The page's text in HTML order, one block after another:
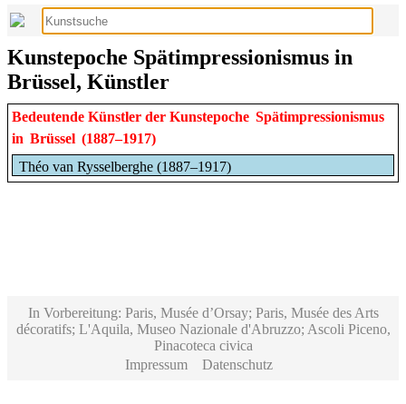
Kunstepoche Spätimpressionismus in
Brüssel, Künstler
Bedeutende Künstler der Kunstepoche Spätimpressionismus
in Brüssel (1887–1917)
Théo van Rysselberghe (1887–1917)
In Vorbereitung: Paris, Musée d’Orsay; Paris, Musée des Arts
décoratifs; L'Aquila, Museo Nazionale d'Abruzzo; Ascoli Piceno,
Pinacoteca civica
Impressum
Datenschutz